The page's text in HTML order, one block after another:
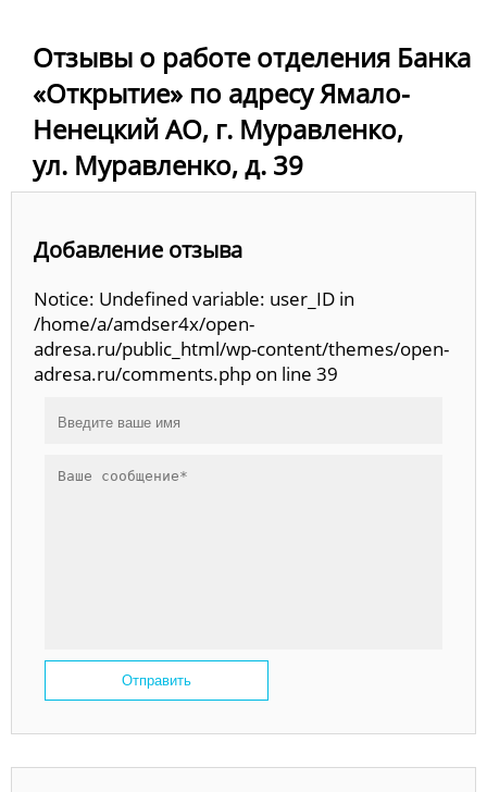
Отзывы о работе отделения Банка
«Открытие» по адресу Ямало-
Ненецкий АО, г. Муравленко,
ул. Муравленко, д. 39
Добавление отзыва
Notice: Undefined variable: user_ID in
/home/a/amdser4x/open-
adresa.ru/public_html/wp-content/themes/open-
adresa.ru/comments.php on line 39
Отправить